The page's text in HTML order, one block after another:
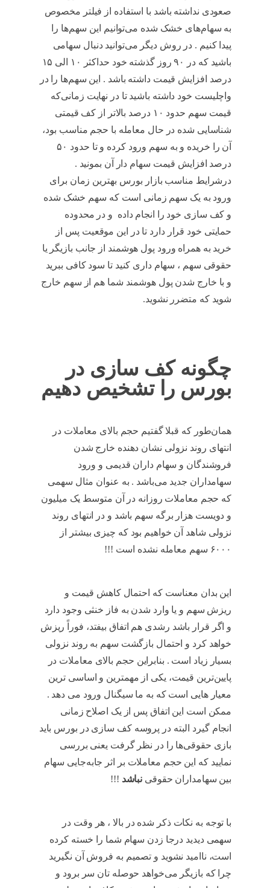
صعودی نداشته باشد با استفاده از فیلتر مخصوص
به سهام‌های خشک شده می‌توانیم این سهم‌ها را
پیدا کنیم . در روش دیگر می‌توانید دنبال سهامی
باشید که در ۹۰ روز گذشته خود حداکثر ۱۰ الی ۱۵
درصد افزایش قیمت داشته باشد . این‌ سهم‌ها را در
واچلیست خود داشته باشید تا در نهایت زمانی‌که
قیمت سهم حدود ۱۰ درصد بالاتر از کف قیمتی
شناسایی شده در حال معامله با حجم مناسب بود،
آن را خریده و به سهم ورود کرده و تا حدود ۵۰
درصد افزایش قیمت سهام دار آن بمونید .
درشرایط مناسب بازار بورس بهترین زمان برای
ورود به یک سهم زمانی است که سهم خشک شده
و کف سازی خود را انجام داده و در محدوده
حمایتی خود قرار دارد تا در این موقعیت پس از
خرید به همراه ورود پول هوشمند از جانب بازیگر یا
حقوقی سهم ، سهام داری کنید تا سود کافی ببرید
و با خارج شدن پول هوشمند شما هم از سهم خارج
شوید که متضرر نشوید.
چگونه کف سازی در
بورس را تشخیص دهیم
همان‌طور که قبلا گفتیم حجم بالای معاملات در
انتهای روند نزولی نشان دهنده خارج شدن
فروشندگان و سهام داران قدیمی و ورود
سهامداران جدید می‌باشد . به ‌عنوان مثال سهمی
که حجم معاملات روزانه‌ در آن متوسط یک میلیون
و دویست هزار برگه سهم باشد و در انتهای روند
نزولی شاهد آن خواهیم بود که چیزی بیشتر از
۶۰۰۰ سهم معامله نشده است !!!
این بدان معناست که احتمال کاهش قیمت و
ریزش سهم و یا وارد شدن به فاز خنثی وجود دارد
و اگر قرار باشد رشدی هم اتفاق بیفتد، فوراً ریزش
خواهد کرد و احتمال بازگشت سهم به روند نزولی
بسیار زیاد است . بنابراین حجم بالای معاملات در
پایین‌ترین قیمت، یکی از مهمترین و اساسی ترین
معیار هایی است که به ما سیگنال ورود می دهد .
ممکن است این اتفاق پس از یک اصلاح زمانی
انجام گیرد البته در پروسه‌ کف سازی در بورس باید
بازی حقوقی‌ها را در نظر گرفت یعنی بررسی
نمایید که این حجم معاملات بر اثر جابه‌جایی سهام
بين سهامداران حقوقی نباشد !!!
با توجه به نکات ذکر شده در بالا ، هر وقت در
سهمی دیدید درجا زدن سهام شما را خسته‌ کرده
است، ناامید نشوید و تصمیم به فروش آن نگیرید
چرا که بازیگر می‌خواهد حوصله‌ تان سر برود و